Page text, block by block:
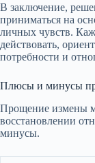
В заключение,
приниматься на
личных чувств.
действовать,
потребности и
Плюсы и минусы
Прощение измены
восстановлении
минусы.